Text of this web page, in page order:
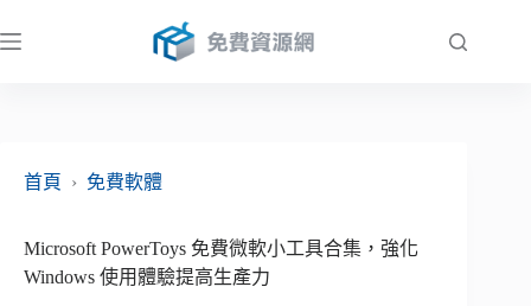
至
首頁
› 免費軟體
Microsoft PowerToys 免費微軟小工具合集，強化
Windows 使用體驗提高生產力